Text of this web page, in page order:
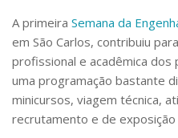
Bibliotecas
Apoio ao Estudante
Segurança, Trânsito e
RH, Administrativo e
Outros serviços
Comunicação
A primeira Semana da
em São Carlos, contribuiu
profissional e acadêmica
uma programação bastante
minicursos, viagem técnica,
recrutamento e de